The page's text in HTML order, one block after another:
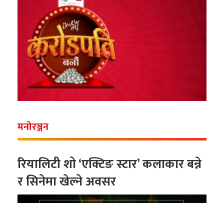
मनोरञ्जन
रियालिटी शो ‘एक्टिङ स्टार’ कलाकार बन्ने
र सिनेमा खेल्ने अवसर